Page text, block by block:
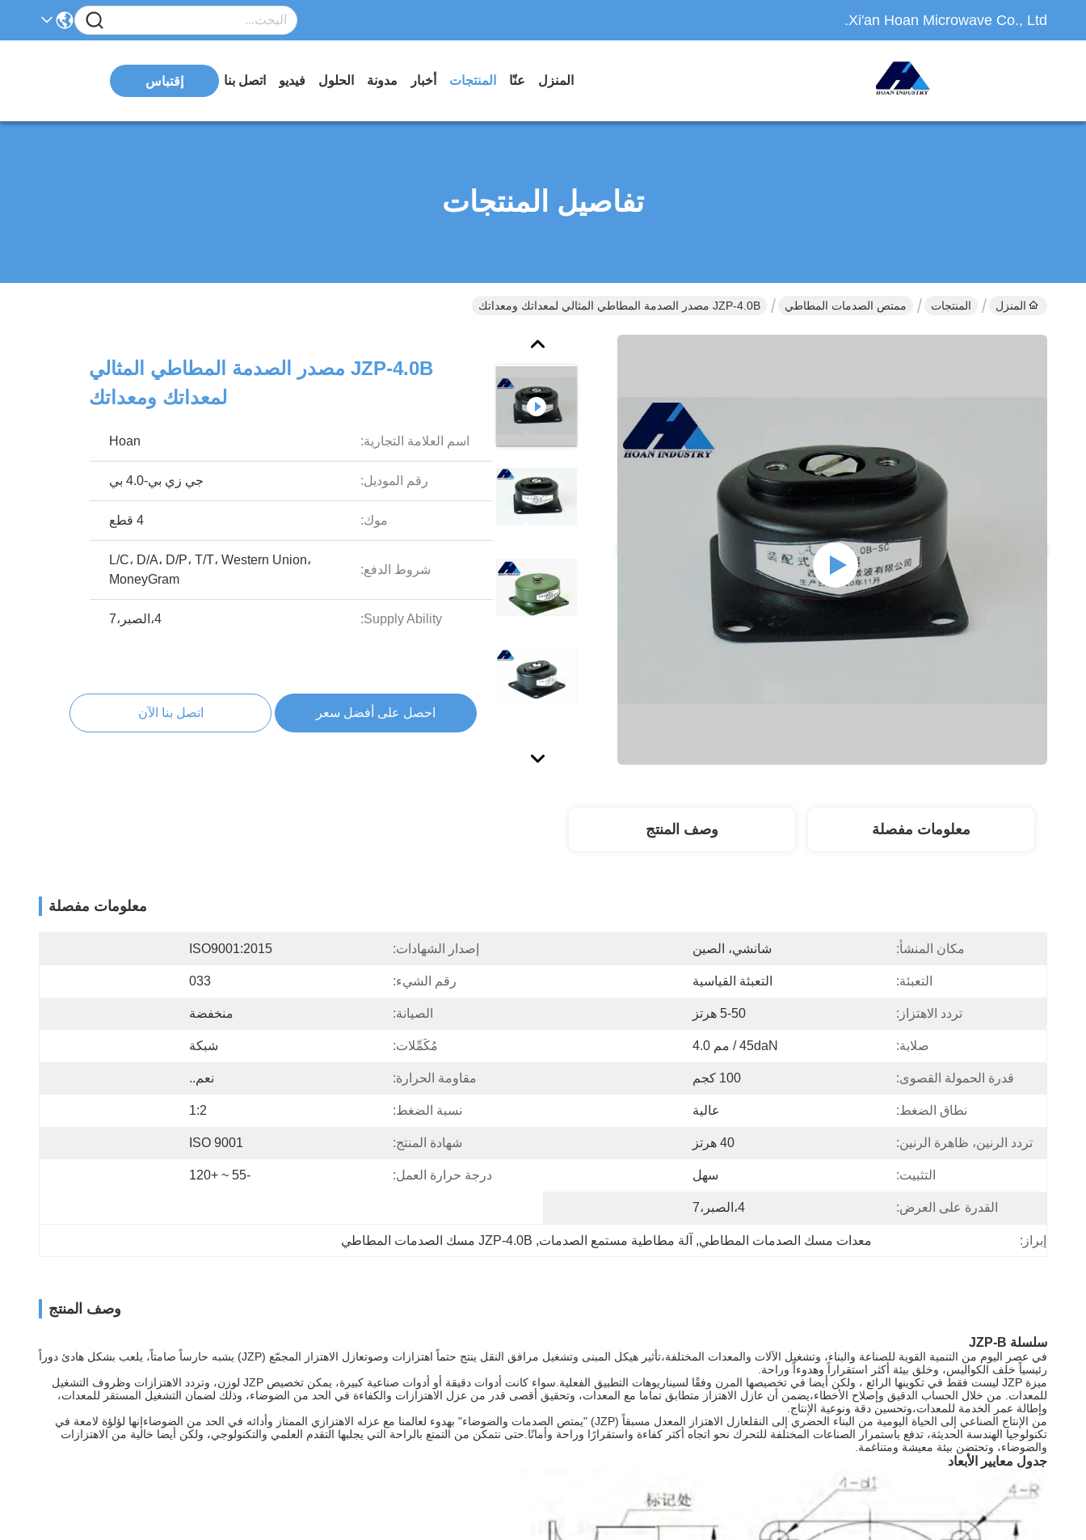
Xi'an Hoan Microwave Co., Ltd.
المنزل عنّا المنتجات أخبار مدونة الحلول فيديو اتصل بنا إقتباس
تفاصيل المنتجات
المنزل المنتجات ممتص الصدمات المطاطي JZP-4.0B مصدر الصدمة المطاطي المثالي لمعداتك ومعداتك
JZP-4.0B مصدر الصدمة المطاطي المثالي
لمعداتك ومعداتك
اسم العلامة التجارية: Hoan
رقم الموديل: جي زي بي-4.0 بي
موك: 4 قطع
شروط الدفع:
L/C، D/A، D/P، T/T، Western Union،
MoneyGram
Supply Ability: 4،الصبر،7
احصل على أفضل سعر اتصل بنا الآن
معلومات مفصلة وصف المنتج
معلومات مفصلة
مكان المنشأ: شانشي، الصين إصدار الشهادات: ISO9001:2015
التعبئة: التعبئة القياسية رقم الشيء: 033
تردد الاهتزاز: 5-50 هرتز الصيانة: منخفضة
صلابة: 45daN / مم 4.0 مُكَمِّلات: شبكة
قدرة الحمولة القصوى: 100 كجم مقاومة الحرارة: نعم..
نطاق الضغط: عالية نسبة الضغط: 1:2
تردد الرنين، ظاهرة الرنين: 40 هرتز شهادة المنتج: ISO 9001
التثبيت: سهل درجة حرارة العمل: -55 ~ +120
القدرة على العرض: 4،الصبر،7
إبراز: معدات مسك الصدمات المطاطي, آلة مطاطية مستمع الصدمات, JZP-4.0B مسك الصدمات المطاطي
وصف المنتج
سلسلة JZP-B
في عصر اليوم من التنمية القوية للصناعة والبناء، وتشغيل الآلات والمعدات المختلفة،تأثير هيكل المبنى وتشغيل مرافق النقل ينتج حتماً اهتزازات وصوتعازل الاهتزاز المجمّع (JZP) يشبه حارساً صامتاً، يلعب بشكل هادئ دوراً
رئيسياً خلف الكواليس، وخلق بيئة أكثر استقراراً وهدوءاً وراحة.
ميزة JZP ليست فقط في تكوينها الرائع ، ولكن أيضا في تخصيصها المرن وفقًا لسيناريوهات التطبيق الفعلية.سواء كانت أدوات دقيقة أو أدوات صناعية كبيرة، يمكن تخصيص JZP لوزن، وتردد الاهتزازات وظروف التشغيل
للمعدات. من خلال الحساب الدقيق وإصلاح الأخطاء،يضمن أن عازل الاهتزاز متطابق تماما مع المعدات، وتحقيق أقصى قدر من عزل الاهتزازات والكفاءة في الحد من الضوضاء، وذلك لضمان التشغيل المستقر للمعدات،
وإطالة عمر الخدمة للمعدات،وتحسين دقة ونوعية الإنتاج.
من الإنتاج الصناعي إلى الحياة اليومية من البناء الحضري إلى النقلعازل الاهتزاز المعدل مسبقاً (JZP) "يمتص الصدمات والضوضاء" بهدوء لعالمنا مع عزله الاهتزازي الممتاز وأدائه في الحد من الضوضاءإنها لؤلؤة لامعة في
تكنولوجيا الهندسة الحديثة، تدفع باستمرار الصناعات المختلفة للتحرك نحو اتجاه أكثر كفاءة واستقرارًا وراحة وأمانًا.حتى نتمكن من التمتع بالراحة التي يجلبها التقدم العلمي والتكنولوجي، ولكن أيضا خالية من الاهتزازات
والضوضاء، وتحتضن بيئة معيشة ومتناغمة.
جدول معايير الأبعاد